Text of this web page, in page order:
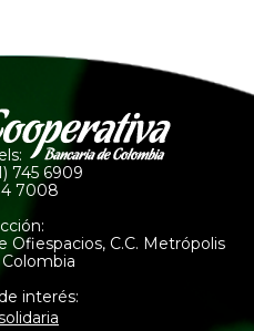
745 6909
7008
Ofiespacios, C.C. Metrópolis
interés: